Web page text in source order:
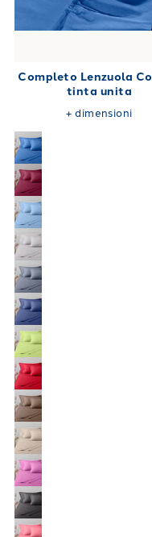
Completo Lenzuola
tinta unita
+dimensioni